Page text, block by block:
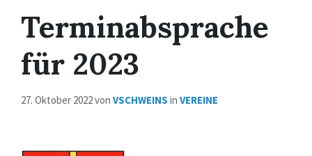
Terminabsprache
für 2023
27. Oktober 2022von VSCHWEINS in VEREINE